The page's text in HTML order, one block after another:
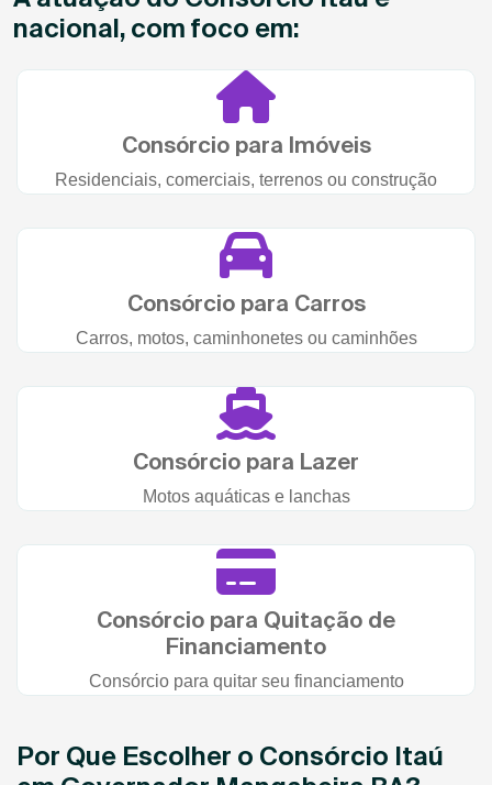
nacional, com foco em:
Consórcio para Imóveis
Residenciais, comerciais, terrenos ou construção
Consórcio para Carros
Carros, motos, caminhonetes ou caminhões
Consórcio para Lazer
Motos aquáticas e lanchas
Consórcio para Quitação de
Financiamento
Consórcio para quitar seu financiamento
Por Que Escolher o Consórcio Itaú